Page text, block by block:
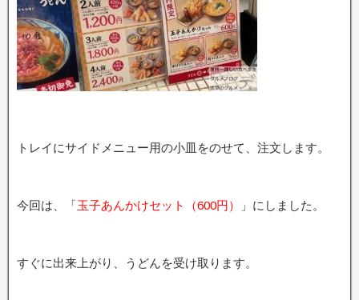
トレイにサイドメニュー用の小皿をのせて、注文します。
今回は、「玉子あんかけセット（600円） 」にしました。
すぐに出来上がり、うどんを受け取ります。